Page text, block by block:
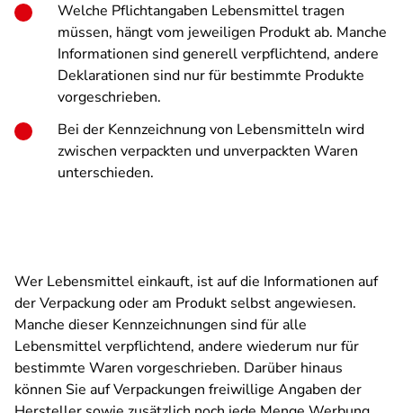
Welche Pflichtangaben Lebensmittel tragen
müssen, hängt vom jeweiligen Produkt ab. Manche
Informationen sind generell verpflichtend, andere
Deklarationen sind nur für bestimmte Produkte
vorgeschrieben.
Bei der Kennzeichnung von Lebensmitteln wird
zwischen verpackten und unverpackten Waren
unterschieden.
Wer Lebensmittel einkauft, ist auf die Informationen auf
der Verpackung oder am Produkt selbst angewiesen.
Manche dieser Kennzeichnungen sind für alle
Lebensmittel verpflichtend, andere wiederum nur für
bestimmte Waren vorgeschrieben. Darüber hinaus
können Sie auf Verpackungen freiwillige Angaben der